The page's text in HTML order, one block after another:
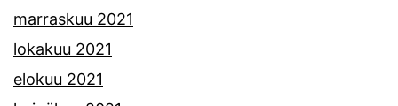
marraskuu 2021
lokakuu 2021
elokuu 2021